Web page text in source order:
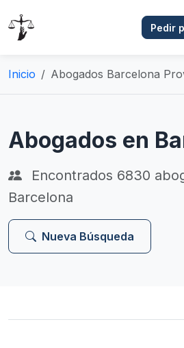
Pedir
Inicio Abogados Barcelona
Abogados en
Encontrados 6830
Barcelona
Nueva Búsqueda